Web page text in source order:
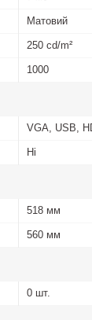
Матовий
250 cd/m²
1000
VGA, USB,
Ні
518 мм
560 мм
0 шт.